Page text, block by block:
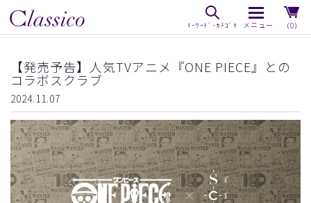
（0）
【発売予告】人気TVアニメ『ONE PIECE』との
コラボスクラブ
2024.11.07